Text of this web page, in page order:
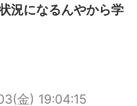
況になるんやから学
金) 19:04:15